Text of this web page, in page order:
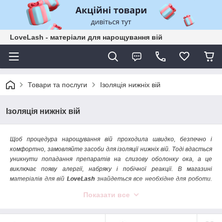
LoveLash - матеріали для нарощування вій
Товари та послуги Ізоляція нижніх вій
Ізоляція нижніх вій
Щоб процедура нарощування вій проходила швидко, безпечно і
комфортно, замовляйте засоби для ізоляції нижніх вій. Тоді вдасться
уникнути попадання препаратів на слизову оболонку ока, а це
виключає появу алергії, набряку і побічної реакції. В магазині
матеріалів для вій LoveLash знайдеться все необхідне для роботи.
Вигідні умови співпраці та допомогу у виборі – гарантуємо!
Показати все